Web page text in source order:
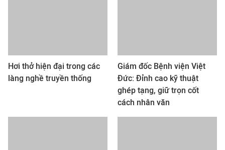
Hơi thở hiện đại trong các
làng nghề truyền thống
Giám đốc Bệnh viện Việt
Đức: Đỉnh cao kỹ thuật
ghép tạng, giữ trọn cốt
cách nhân văn